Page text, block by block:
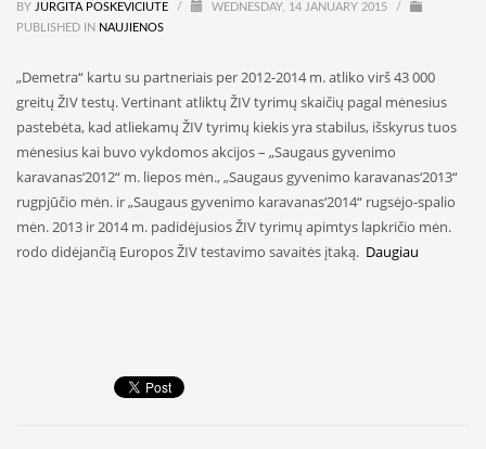
BY JURGITA POSKEVICIUTE / WEDNESDAY, 14 JANUARY 2015
/
PUBLISHED IN NAUJIENOS
„Demetra“ kartu su partneriais per 2012-2014 m. atliko virš 43 000
greitų ŽIV testų. Vertinant atliktų ŽIV tyrimų skaičių pagal mėnesius
pastebėta, kad atliekamų ŽIV tyrimų kiekis yra stabilus, išskyrus tuos
mėnesius kai buvo vykdomos akcijos – „Saugaus gyvenimo
karavanas‘2012“ m. liepos mėn., „Saugaus gyvenimo karavanas‘2013“
rugpjūčio mėn. ir „Saugaus gyvenimo karavanas‘2014“ rugsėjo-spalio
mėn. 2013 ir 2014 m. padidėjusios ŽIV tyrimų apimtys lapkričio mėn.
rodo didėjančią Europos ŽIV testavimo savaitės įtaką. Daugiau